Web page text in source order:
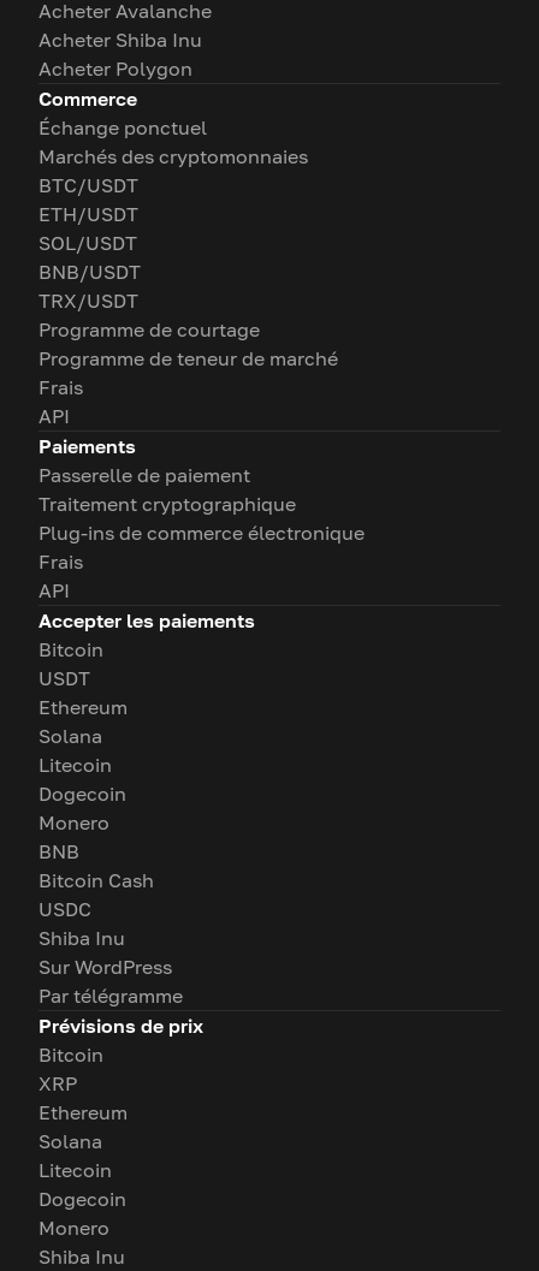
Acheter Avalanche
Acheter Shiba Inu
Acheter Polygon
Commerce
Échange ponctuel
Marchés des cryptomonnaies
BTC/USDT
ETH/USDT
SOL/USDT
BNB/USDT
TRX/USDT
Programme de courtage
Programme de teneur de marché
Frais
API
Paiements
Passerelle de paiement
Traitement cryptographique
Plug-ins de commerce électronique
Frais
API
Accepter les paiements
Bitcoin
USDT
Ethereum
Solana
Litecoin
Dogecoin
Monero
BNB
Bitcoin Cash
USDC
Shiba Inu
Sur WordPress
Par télégramme
Prévisions de prix
Bitcoin
XRP
Ethereum
Solana
Litecoin
Dogecoin
Monero
Shiba Inu